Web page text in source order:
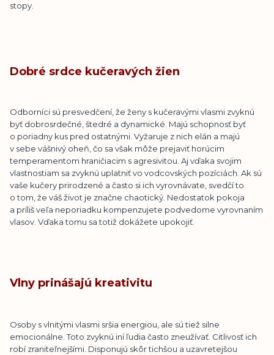
stopy.
Dobré srdce kučeravých žien
Odborníci sú presvedčení, že ženy s kučeravými vlasmi zvyknú
byť dobrosrdečné, štedré a dynamické. Majú schopnosť byť
o poriadny kus pred ostatnými. Vyžaruje z nich elán a majú
v sebe vášnivý oheň, čo sa však môže prejaviť horúcim
temperamentom hraničiacim s agresivitou. Aj vďaka svojim
vlastnostiam sa zvyknú uplatniť vo vodcovských pozíciách. Ak sú
vaše kučery prirodzené a často si ich vyrovnávate, svedčí to
o tom, že váš život je značne chaotický. Nedostatok pokoja
a príliš veľa neporiadku kompenzujete podvedome vyrovnaním
vlasov. Vďaka tomu sa totiž dokážete upokojiť.
Vlny prinášajú kreativitu
Osoby s vlnitými vlasmi sršia energiou, ale sú tiež silne
emocionálne. Toto zvyknú iní ľudia často zneužívať. Citlivosť ich
robí zraniteľnejšími. Disponujú skôr tichšou a uzavretejšou